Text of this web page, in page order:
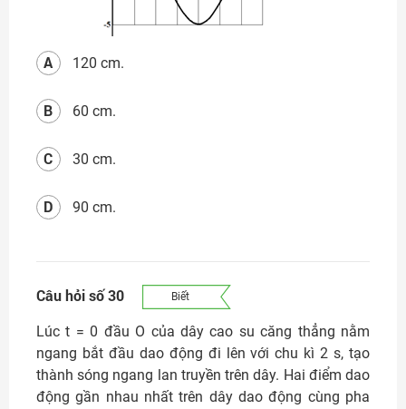
120 cm.
A
60 cm.
B
30 cm.
C
90 cm.
D
Câu hỏi số 30 Biết
Lúc t = 0 đầu O của dây cao su căng thẳng nằm
ngang bắt đầu dao động đi lên với chu kì 2 s, tạo
thành sóng ngang lan truyền trên dây. Hai điểm dao
động gần nhau nhất trên dây dao động cùng pha